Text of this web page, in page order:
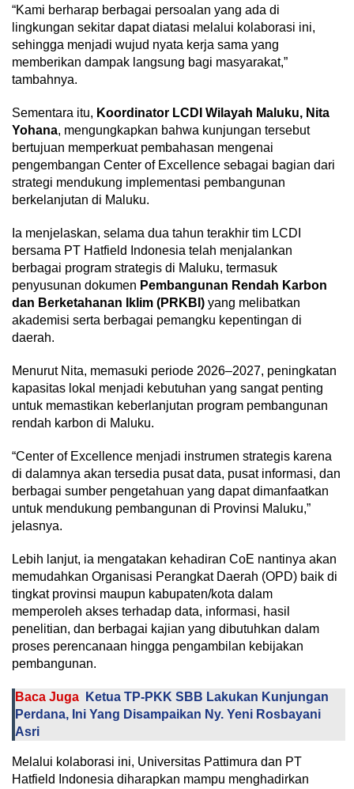
“Kami berharap berbagai persoalan yang ada di
lingkungan sekitar dapat diatasi melalui kolaborasi ini,
sehingga menjadi wujud nyata kerja sama yang
memberikan dampak langsung bagi masyarakat,”
tambahnya.
Sementara itu, Koordinator LCDI Wilayah Maluku, Nita
Yohana, mengungkapkan bahwa kunjungan tersebut
bertujuan memperkuat pembahasan mengenai
pengembangan Center of Excellence sebagai bagian dari
strategi mendukung implementasi pembangunan
berkelanjutan di Maluku.
Ia menjelaskan, selama dua tahun terakhir tim LCDI
bersama PT Hatfield Indonesia telah menjalankan
berbagai program strategis di Maluku, termasuk
penyusunan dokumen Pembangunan Rendah Karbon
dan Berketahanan Iklim (PRKBI) yang melibatkan
akademisi serta berbagai pemangku kepentingan di
daerah.
Menurut Nita, memasuki periode 2026–2027, peningkatan
kapasitas lokal menjadi kebutuhan yang sangat penting
untuk memastikan keberlanjutan program pembangunan
rendah karbon di Maluku.
“Center of Excellence menjadi instrumen strategis karena
di dalamnya akan tersedia pusat data, pusat informasi, dan
berbagai sumber pengetahuan yang dapat dimanfaatkan
untuk mendukung pembangunan di Provinsi Maluku,”
jelasnya.
Lebih lanjut, ia mengatakan kehadiran CoE nantinya akan
memudahkan Organisasi Perangkat Daerah (OPD) baik di
tingkat provinsi maupun kabupaten/kota dalam
memperoleh akses terhadap data, informasi, hasil
penelitian, dan berbagai kajian yang dibutuhkan dalam
proses perencanaan hingga pengambilan kebijakan
pembangunan.
Baca Juga
Ketua TP-PKK SBB Lakukan Kunjungan
Perdana, Ini Yang Disampaikan Ny. Yeni Rosbayani
Asri
Melalui kolaborasi ini, Universitas Pattimura dan PT
Hatfield Indonesia diharapkan mampu menghadirkan